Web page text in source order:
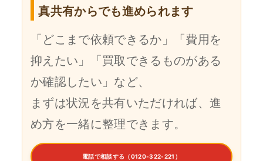
真共有からでも進められます
「どこまで依頼できるか」「費用を
抑えたい」「買取できるものがある
か確認したい」など、
まずは状況を共有いただければ、進
め方を一緒に整理できます。
電話で相談する（0120-322-221）